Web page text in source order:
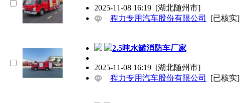
2025-11-08 16:19 [湖北随州市]
程力专用汽车股份有限公司
[已核实]
2.5吨水罐消防车厂家
2025-11-08 16:19 [湖北随州市]
程力专用汽车股份有限公司
[已核实]